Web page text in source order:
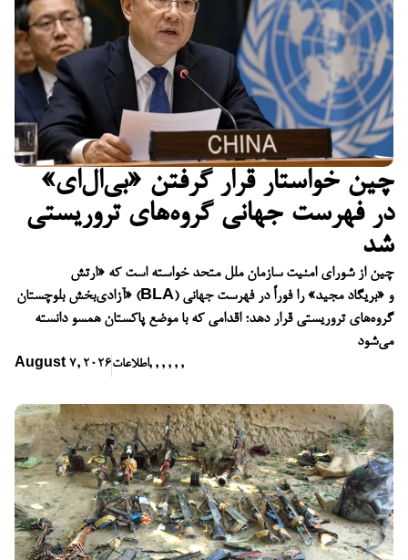
چین خواستار قرار گرفتن «بی‌ال‌ای»
در فهرست جهانی گروه‌های تروریستی
شد
چین از شورای امنیت سازمان ملل متحد خواسته است که «ارتش
آزادی‌بخش بلوچستان» (BLA) و «بریگاد مجید» را فوراً در فهرست جهانی
گروه‌های تروریستی قرار دهد؛ اقدامی که با موضع پاکستان همسو دانسته
می‌شود
August 7, 2026اطلاعات, , , , , ,